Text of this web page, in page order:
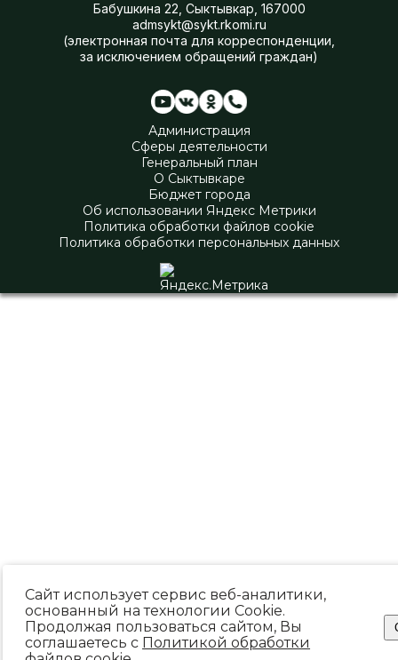
Бабушкина 22, Сыктывкар, 167000
admsykt@sykt.rkomi.ru
(электронная почта для корреспонденции,
за исключением обращений граждан)
Администрация
Сферы деятельности
Генеральный план
О Сыктывкаре
Бюджет города
Об использовании Яндекс Метрики
Политика обработки файлов cookie
Политика обработки персональных данных
Сайт использует сервис веб-аналитики,
основанный на технологии Cookie.
Продолжая пользоваться сайтом, Вы
соглашаетесь с Политикой обработки